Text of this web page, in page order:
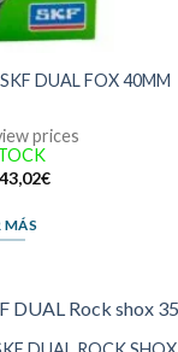
DUAL FOX 40MM
prices
43,02€
MÁS